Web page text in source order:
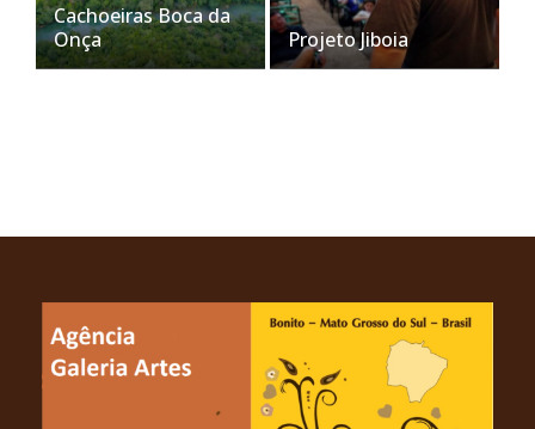
Cachoeiras Boca da
Onça
Projeto Jiboia